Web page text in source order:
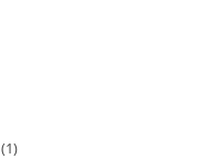
(1)